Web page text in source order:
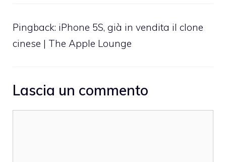
Pingback: iPhone 5S, già in vendita il clone
cinese | The Apple Lounge
Lascia un commento